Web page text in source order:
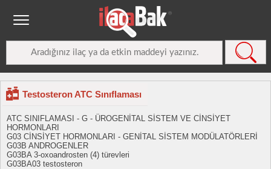
Testosteron ATC Sınıflaması
ATC SINIFLAMASI - G - ÜROGENİTAL SİSTEM VE CİNSİYET
HORMONLARI
G03 CİNSİYET HORMONLARI - GENİTAL SİSTEM MODÜLATÖRLERİ
G03B ANDROGENLER
G03BA 3-oxoandrosten (4) türevleri
G03BA03 testosteron